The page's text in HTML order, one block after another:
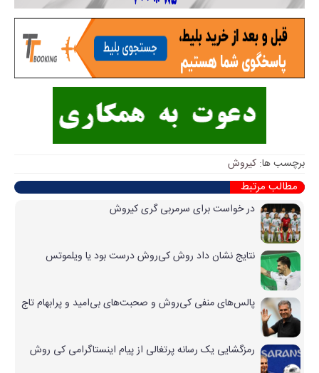
برچسب ها: کیروش
مطالب مرتبط
در خواست برای سرمربی گری کیروش
نتایج نشان داد روش کی‌روش درست بود یا ویلموتس
پالس‌های منفی کی‌روش و صحبت‌های بی‌امید و پرابهام تاج
رمزگشایی یک رسانه پرتغالی از پیام اینستاگرامی کی روش